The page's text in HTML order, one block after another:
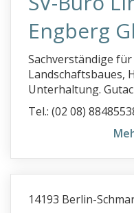
Engberg
Sachverständige
Landschaftsbaues,
Unterhaltung.
Tel.: (02 08)
14193 Berlin-